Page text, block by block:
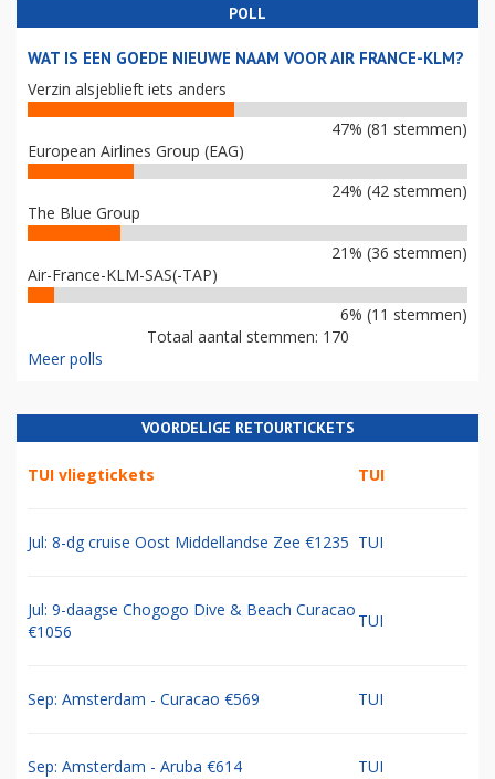
POLL
WAT IS EEN GOEDE NIEUWE NAAM VOOR AIR FRANCE-KLM?
Verzin alsjeblieft iets anders
47% (81 stemmen)
European Airlines Group (EAG)
24% (42 stemmen)
The Blue Group
21% (36 stemmen)
Air-France-KLM-SAS(-TAP)
6% (11 stemmen)
Totaal aantal stemmen: 170
Meer polls
VOORDELIGE RETOURTICKETS
TUI vliegtickets TUI
Jul: 8-dg cruise Oost Middellandse Zee €1235 TUI
Jul: 9-daagse Chogogo Dive & Beach Curacao
€1056
TUI
Sep: Amsterdam - Curacao €569 TUI
Sep: Amsterdam - Aruba €614 TUI